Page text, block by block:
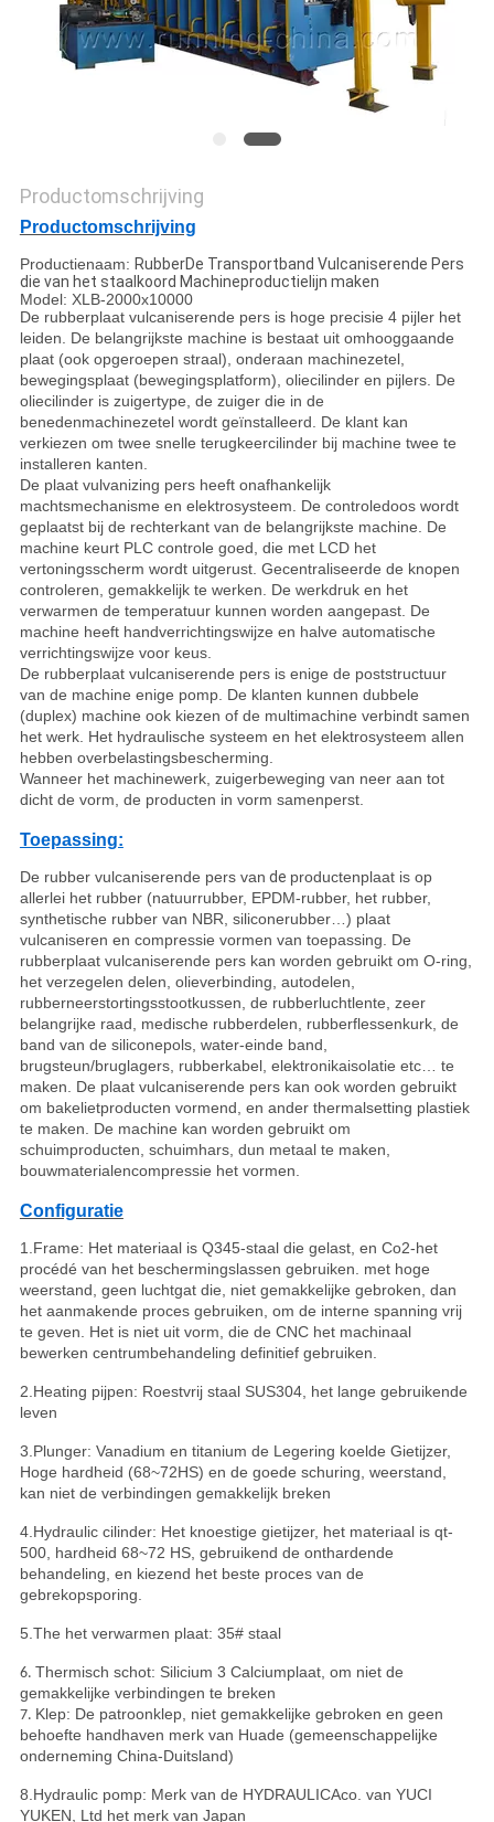
Productomschrijving
Productomschrijving
Productienaam: RubberDe Transportband Vulcaniserende Pers
die van het staalkoord Machineproductielijn maken
Model: XLB-2000x10000
De rubberplaat vulcaniserende pers is hoge precisie 4 pijler het
leiden. De belangrijkste machine is bestaat uit omhooggaande
plaat (ook opgeroepen straal), onderaan machinezetel,
bewegingsplaat (bewegingsplatform), oliecilinder en pijlers. De
oliecilinder is zuigertype, de zuiger die in de
benedenmachinezetel wordt geïnstalleerd. De klant kan
verkiezen om twee snelle terugkeercilinder bij machine twee te
installeren kanten.
De plaat vulvanizing pers heeft onafhankelijk
machtsmechanisme en elektrosysteem. De controledoos wordt
geplaatst bij de rechterkant van de belangrijkste machine. De
machine keurt PLC controle goed, die met LCD het
vertoningsscherm wordt uitgerust. Gecentraliseerde de knopen
controleren, gemakkelijk te werken. De werkdruk en het
verwarmen de temperatuur kunnen worden aangepast. De
machine heeft handverrichtingswijze en halve automatische
verrichtingswijze voor keus.
De rubberplaat vulcaniserende pers is enige de poststructuur
van de machine enige pomp. De klanten kunnen dubbele
(duplex) machine ook kiezen of de multimachine verbindt samen
het werk. Het hydraulische systeem en het elektrosysteem allen
hebben overbelastingsbescherming.
Wanneer het machinewerk, zuigerbeweging van neer aan tot
dicht de vorm, de producten in vorm samenperst.
Toepassing:
De rubber vulcaniserende pers van de productenplaat is op
allerlei het rubber (natuurrubber, EPDM-rubber, het rubber,
synthetische rubber van NBR, siliconerubber…) plaat
vulcaniseren en compressie vormen van toepassing. De
rubberplaat vulcaniserende pers kan worden gebruikt om O-ring,
het verzegelen delen, olieverbinding, autodelen,
rubberneerstortingsstootkussen, de rubberluchtlente, zeer
belangrijke raad, medische rubberdelen, rubberflessenkurk, de
band van de siliconepols, water-einde band,
brugsteun/bruglagers, rubberkabel, elektronikaisolatie etc… te
maken. De plaat vulcaniserende pers kan ook worden gebruikt
om bakelietproducten vormend, en ander thermalsetting plastiek
te maken. De machine kan worden gebruikt om
schuimproducten, schuimhars, dun metaal te maken,
bouwmaterialencompressie het vormen.
Configuratie
1.Frame: Het materiaal is Q345-staal die gelast, en Co2-het
procédé van het beschermingslassen gebruiken. met hoge
weerstand, geen luchtgat die, niet gemakkelijke gebroken, dan
het aanmakende proces gebruiken, om de interne spanning vrij
te geven. Het is niet uit vorm, die de CNC het machinaal
bewerken centrumbehandeling definitief gebruiken.
2.Heating pijpen: Roestvrij staal SUS304, het lange gebruikende
leven
3.Plunger: Vanadium en titanium de Legering koelde Gietijzer,
Hoge hardheid (68~72HS) en de goede schuring, weerstand,
kan niet de verbindingen gemakkelijk breken
4.Hydraulic cilinder: Het knoestige gietijzer, het materiaal is qt-
500, hardheid 68~72 HS, gebruikend de onthardende
behandeling, en kiezend het beste proces van de
gebrekopsporing.
5.The het verwarmen plaat: 35# staal
6. Thermisch schot: Silicium 3 Calciumplaat, om niet de
gemakkelijke verbindingen te breken
7. Klep: De patroonklep, niet gemakkelijke gebroken en geen
behoefte handhaven merk van Huade (gemeenschappelijke
onderneming China-Duitsland)
8.Hydraulic pomp: Merk van de HYDRAULICAco. van YUCI
YUKEN, Ltd het merk van Japan